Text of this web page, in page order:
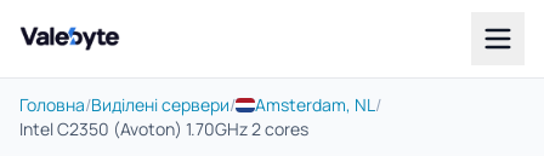
Valebyte
Головна/Виділені сервери/ Amsterdam, NL/
Intel C2350 (Avoton) 1.70GHz 2 cores